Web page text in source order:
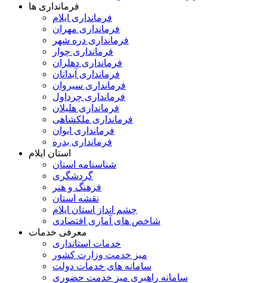
فرمانداری ها
فرمانداری ایلام
فرمانداری مهران
فرمانداری دره شهر
فرمانداری چوار
فرمانداری دهلران
فرمانداری آبدانان
فرمانداری سیروان
فرمانداری چرداول
فرمانداری هلیلان
فرمانداری ملکشاهی
فرمانداری ایوان
فرمانداری بدره
استان ایلام
شناسنامه استان
گردشگری
فرهنگ و هنر
نقشه استان
چشم انداز استان ایلام
شاخص های آماری اقتصادی
معرفی خدمات
خدمات استانداری
میز خدمت وزارت کشور
سامانه های خدمات دولت
سامانه راهبری میز خدمت حضوری